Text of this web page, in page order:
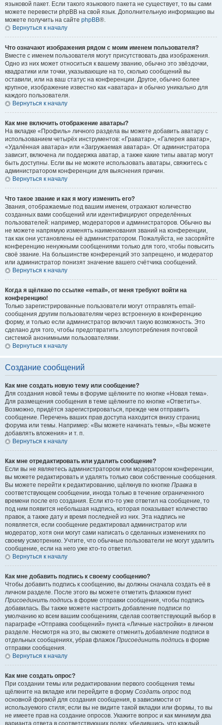
языковой пакет. Если такого языкового пакета не существует, то вы сами
можете перевести phpBB на свой язык. Дополнительную информацию вы
можете получить на сайте phpBB®.
Вернуться к началу
Что означают изображения рядом с моим именем пользователя?
Вместе с именем пользователя могут присутствовать два изображения.
Одно из них может относиться к вашему званию, обычно это звёздочки,
квадратики или точки, указывающие на то, сколько сообщений вы
оставили, или на ваш статус на конференции. Другое, обычно более
крупное, изображение известно как «аватара» и обычно уникально для
каждого пользователя.
Вернуться к началу
Как мне включить отображение аватары?
На вкладке «Профиль» личного раздела вы можете добавить аватару с
использованием четырёх инструментов: «Граватар», «Галерея аватар»,
«Удалённая аватара» или «Загружаемая аватара». От администратора
зависит, включена ли поддержка аватар, а также какие типы аватар могут
быть доступны. Если вы не можете использовать аватары, свяжитесь с
администратором конференции для выяснения причин.
Вернуться к началу
Что такое звание и как я могу изменить его?
Звания, отображаемые под вашим именем, отражают количество
созданных вами сообщений или идентифицируют определённых
пользователей: например, модераторов и администраторов. Обычно вы
не можете напрямую изменять наименования званий на конференции,
так как они установлены её администратором. Пожалуйста, не засоряйте
конференцию ненужными сообщениями только для того, чтобы повысить
своё звание. На большинстве конференций это запрещено, и модератор
или администратор понизят значение вашего счётчика сообщений.
Вернуться к началу
Когда я щёлкаю по ссылке «email», от меня требуют войти на
конференцию!
Только зарегистрированные пользователи могут отправлять email-
сообщения другим пользователям через встроенную в конференцию
форму, и только если администратор включил такую возможность. Это
сделано для того, чтобы предотвратить злоупотребления почтовой
системой анонимными пользователями.
Вернуться к началу
Создание сообщений
Как мне создать новую тему или сообщение?
Для создания новой темы в форуме щёлкните по кнопке «Новая тема».
Для размещения сообщения в теме щёлкните по кнопке «Ответить».
Возможно, придётся зарегистрироваться, прежде чем отправить
сообщение. Перечень ваших прав доступа находится внизу страниц
форума или темы. Например: «Вы можете начинать темы», «Вы можете
добавлять вложения» и т. п.
Вернуться к началу
Как мне отредактировать или удалить сообщение?
Если вы не являетесь администратором или модератором конференции,
вы можете редактировать и удалять только свои собственные сообщения.
Вы можете перейти к редактированию, щёлкнув по кнопке Правка в
соответствующем сообщении, иногда только в течение ограниченного
времени после его создания. Если кто-то уже ответил на сообщение, то
под ним появится небольшая надпись, которая показывает количество
правок, а также дату и время последней из них. Эта надпись не
появляется, если сообщение редактировал администратор или
модератор, хотя они могут сами написать о сделанных изменениях по
своему усмотрению. Учтите, что обычные пользователи не могут удалить
сообщение, если на него уже кто-то ответил.
Вернуться к началу
Как мне добавить подпись к своему сообщению?
Чтобы добавить подпись к сообщению, вы должны сначала создать её в
личном разделе. После этого вы можете отметить флажком пункт
Присоединить подпись в форме отправки сообщения, чтобы подпись
добавилась. Вы также можете настроить добавление подписи по
умолчанию ко всем вашим сообщениям, сделав соответствующий выбор в
параграфе «Отправка сообщений» пункта «Личные настройки» в личном
разделе. Несмотря на это, вы сможете отменить добавление подписи в
отдельных сообщениях, убрав флажок Присоединить подпись в форме
отправки сообщения.
Вернуться к началу
Как мне создать опрос?
При создании темы или редактировании первого сообщения темы
щёлкните на вкладке или перейдите в форму Создать опрос под
основной формой для создания сообщения, в зависимости от
используемого стиля; если вы не видите такой вкладки или формы, то вы
не имеете прав на создание опросов. Укажите вопрос и как минимум два
варианта ответа в соответствующих полях, убедившись, что каждый